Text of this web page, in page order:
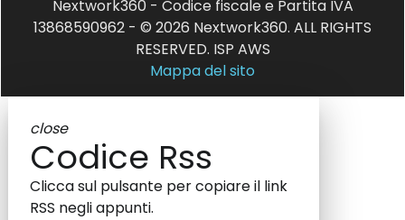
Nextwork360 - Codice fiscale e Partita IVA
13868590962 - © 2026 Nextwork360. ALL RIGHTS
RESERVED. ISP AWS
Mappa del sito
close
Codice Rss
Clicca sul pulsante per copiare il link
RSS negli appunti.